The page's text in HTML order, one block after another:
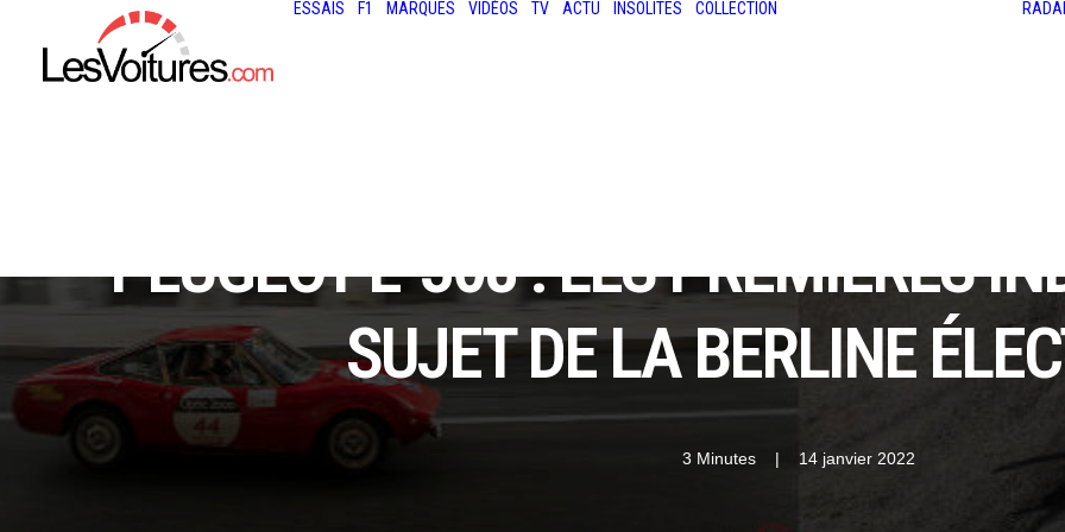
ESSAIS F1 MARQUES VIDÉOS TV ACTU INSOLITES COLLECTION
PEUGEOT E-308 : LES PREMIÈRES
SUJET DE LA BERLINE
3 Minutes | 14 janvier 2022